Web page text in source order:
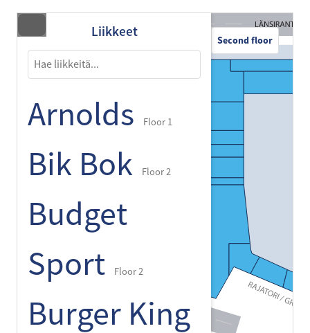
Liikkeet
Arnolds Floor 1
Bik Bok Floor 2
Budget
Sport
Floor 2
Burger King
Second floor